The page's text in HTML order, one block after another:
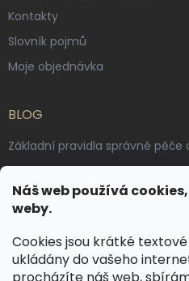
Náš web používá
weby.
Cookies jsou krátké
ukládány do vašeho
Kontakty
Slovník pojmů
Moje objednávka
BLOG
Základní pravidla správné péče
Výroba českých kožených
řemesla
KONTAKT